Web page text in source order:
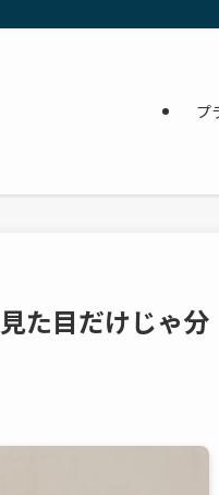
プ
た目だけじゃ分